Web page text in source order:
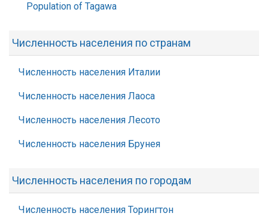
Population of Tagawa
Численность населения по странам
Численность населения Италии
Численность населения Лаоса
Численность населения Лесото
Численность населения Брунея
Численность населения по городам
Численность населения Торингтон